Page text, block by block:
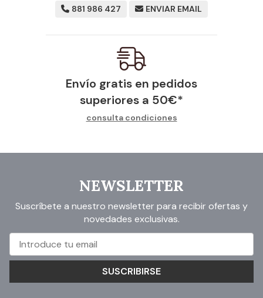
881 986 427 ENVIAR EMAIL
Envío gratis en pedidos
superiores a 50€*
consulta condiciones
NEWSLETTER
Suscríbete a nuestro newsletter para recibir ofertas y
novedades exclusivas.
SUSCRIBIRSE